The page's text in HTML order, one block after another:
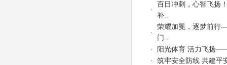
·
百日冲刺，心智飞扬
补..
·
荣耀加冕，逐梦前行
门..
·
阳光体育 活力飞扬
·
筑牢安全防线 共建